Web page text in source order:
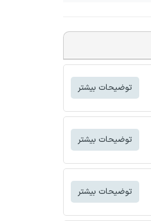
توضیحات بیشتر
توضیحات بیشتر
توضیحات بیشتر